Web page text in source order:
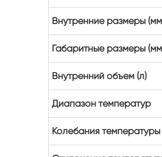
Внутренние размеры
Габаритные размеры
Внутренний объем (л)
Диапазон температур
Колебания температуры